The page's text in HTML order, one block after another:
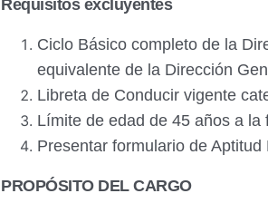
Requisitos excluyentes
Ciclo Básico completo de la
equivalente de la Dirección
Libreta de Conducir vigente
Límite de edad de 45 años a
Presentar formulario de
PROPÓSITO DEL CARGO